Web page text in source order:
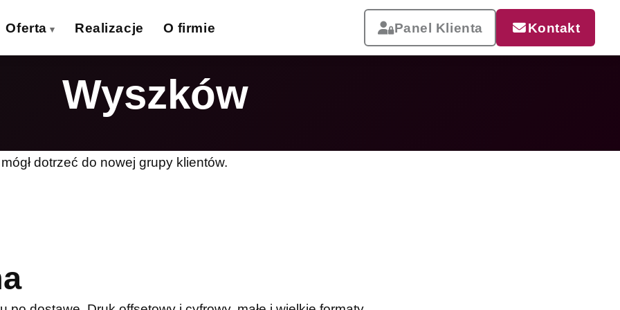
Oferta
Ulotki
wielkoformat. › Naklejki ›
Zobacz całą ofertę
Realizacje O firmie Panel Klienta Kontakt
Wyszków
dotrzeć do nowej grupy klientów.